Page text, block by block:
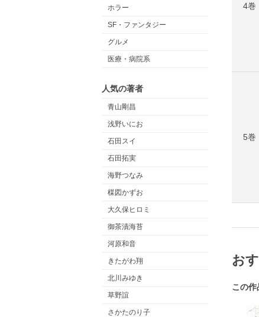
ホラー
SF・ファンタジー
グルメ
医療・病院系
人気の著者
青山剛昌
浅野いにお
石田スイ
石田拓実
海野つなみ
楳図かずお
大久保ヒロミ
御茶漬海苔
河原和音
きたがわ翔
北川みゆき
草野誼
さかたのり子
4巻
5巻
お
この